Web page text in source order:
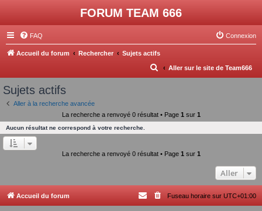
FORUM TEAM 666
FAQ Connexion
Accueil du forum Rechercher Sujets actifs
Aller sur le site de Team666
R
e
r
Sujets actifs
Aller à la recherche avancée
La recherche a renvoyé 0 résultat • Page 1 sur 1
Aucun résultat ne correspond à votre recherche.
La recherche a renvoyé 0 résultat • Page 1 sur 1
Aller
Accueil du forum Fuseau horaire sur UTC+01:00